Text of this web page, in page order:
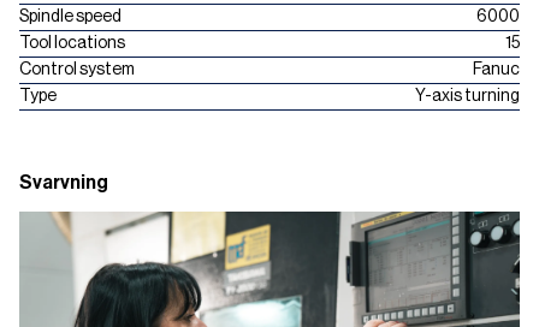
Spindle speed
6000
Tool locations
15
Control system
Fanuc
Type
Y-axis turning
Svarvning